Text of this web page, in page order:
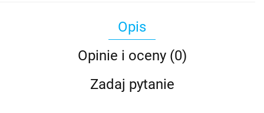
Opis
Opinie i oceny (0)
Zadaj pytanie